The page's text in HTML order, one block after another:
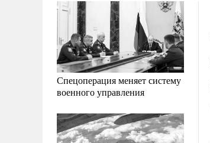
Спецоперация меняет систему
военного управления